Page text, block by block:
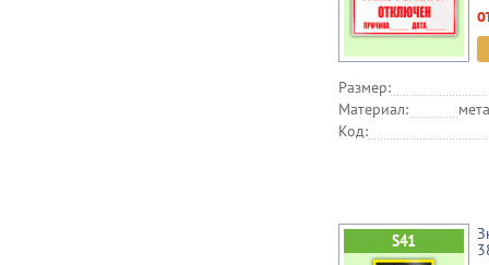
Размер:
Материал:
Код: